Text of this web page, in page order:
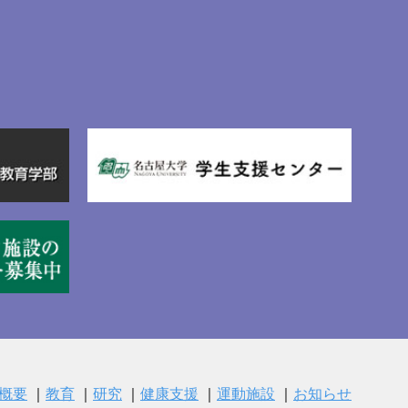
要 教育 研究 健康支援 運動施設 お知らせ